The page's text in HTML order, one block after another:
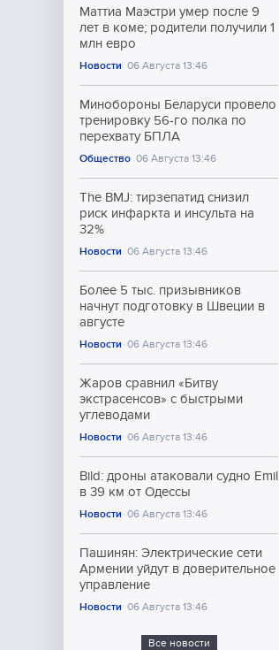
Маттиа Маэстри умер после 9
лет в коме; родители получили 1
млн евро
Новости 06 Августа 13:46
Минобороны Беларуси провело
тренировку 56-го полка по
перехвату БПЛА
Общество 06 Августа 13:46
The BMJ: тирзепатид снизил
риск инфаркта и инсульта на
32%
Новости 06 Августа 13:46
Более 5 тыс. призывников
начнут подготовку в Швеции в
августе
Новости 06 Августа 13:46
Жаров сравнил «Битву
экстрасенсов» с быстрыми
углеводами
Новости 06 Августа 13:46
Bild: дроны атаковали судно Emil
в 39 км от Одессы
Новости 06 Августа 13:46
Пашинян: Электрические сети
Армении уйдут в доверительное
управление
Новости 06 Августа 13:46
Все новости